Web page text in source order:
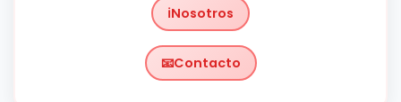
Nosotros
Contacto